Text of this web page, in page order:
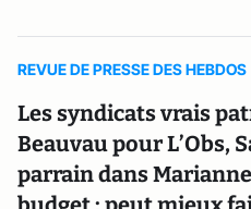
REVUE DE PRESSE DES HEBDOS
Les syndicats vrais
Beauvau pour L’Obs,
parrain dans